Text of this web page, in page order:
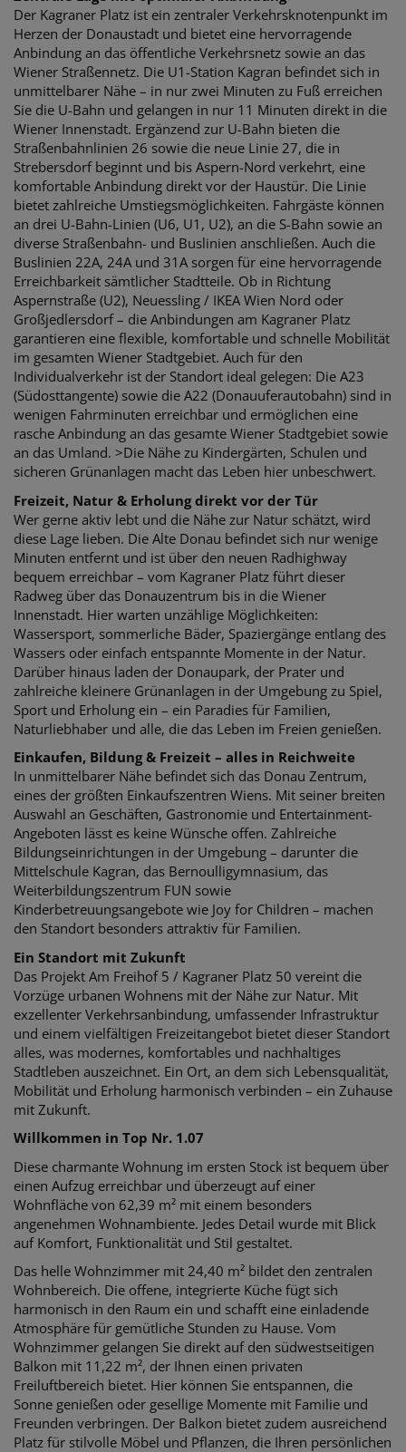
Der Kagraner Platz ist ein zentraler Verkehrsknotenpunkt im
Herzen der Donaustadt und bietet eine hervorragende
Anbindung an das öffentliche Verkehrsnetz sowie an das
Wiener Straßennetz. Die U1-Station Kagran befindet sich in
unmittelbarer Nähe – in nur zwei Minuten zu Fuß erreichen
Sie die U-Bahn und gelangen in nur 11 Minuten direkt in die
Wiener Innenstadt. Ergänzend zur U-Bahn bieten die
Straßenbahnlinien 26 sowie die neue Linie 27, die in
Strebersdorf beginnt und bis Aspern-Nord verkehrt, eine
komfortable Anbindung direkt vor der Haustür. Die Linie
bietet zahlreiche Umstiegsmöglichkeiten. Fahrgäste können
an drei U-Bahn-Linien (U6, U1, U2), an die S-Bahn sowie an
diverse Straßenbahn- und Buslinien anschließen. Auch die
Buslinien 22A, 24A und 31A sorgen für eine hervorragende
Erreichbarkeit sämtlicher Stadtteile. Ob in Richtung
Aspernstraße (U2), Neuessling / IKEA Wien Nord oder
Großjedlersdorf – die Anbindungen am Kagraner Platz
garantieren eine flexible, komfortable und schnelle Mobilität
im gesamten Wiener Stadtgebiet. Auch für den
Individualverkehr ist der Standort ideal gelegen: Die A23
(Südosttangente) sowie die A22 (Donauuferautobahn) sind in
wenigen Fahrminuten erreichbar und ermöglichen eine
rasche Anbindung an das gesamte Wiener Stadtgebiet sowie
an das Umland. >Die Nähe zu Kindergärten, Schulen und
sicheren Grünanlagen macht das Leben hier unbeschwert.
Freizeit, Natur & Erholung direkt vor der Tür
Wer gerne aktiv lebt und die Nähe zur Natur schätzt, wird
diese Lage lieben. Die Alte Donau befindet sich nur wenige
Minuten entfernt und ist über den neuen Radhighway
bequem erreichbar – vom Kagraner Platz führt dieser
Radweg über das Donauzentrum bis in die Wiener
Innenstadt. Hier warten unzählige Möglichkeiten:
Wassersport, sommerliche Bäder, Spaziergänge entlang des
Wassers oder einfach entspannte Momente in der Natur.
Darüber hinaus laden der Donaupark, der Prater und
zahlreiche kleinere Grünanlagen in der Umgebung zu Spiel,
Sport und Erholung ein – ein Paradies für Familien,
Naturliebhaber und alle, die das Leben im Freien genießen.
Einkaufen, Bildung & Freizeit – alles in Reichweite
In unmittelbarer Nähe befindet sich das Donau Zentrum,
eines der größten Einkaufszentren Wiens. Mit seiner breiten
Auswahl an Geschäften, Gastronomie und Entertainment-
Angeboten lässt es keine Wünsche offen. Zahlreiche
Bildungseinrichtungen in der Umgebung – darunter die
Mittelschule Kagran, das Bernoulligymnasium, das
Weiterbildungszentrum FUN sowie
Kinderbetreuungsangebote wie Joy for Children – machen
den Standort besonders attraktiv für Familien.
Ein Standort mit Zukunft
Das Projekt Am Freihof 5 / Kagraner Platz 50 vereint die
Vorzüge urbanen Wohnens mit der Nähe zur Natur. Mit
exzellenter Verkehrsanbindung, umfassender Infrastruktur
und einem vielfältigen Freizeitangebot bietet dieser Standort
alles, was modernes, komfortables und nachhaltiges
Stadtleben auszeichnet. Ein Ort, an dem sich Lebensqualität,
Mobilität und Erholung harmonisch verbinden – ein Zuhause
mit Zukunft.
Willkommen in Top Nr. 1.07
Diese charmante Wohnung im ersten Stock ist bequem über
einen Aufzug erreichbar und überzeugt auf einer
Wohnfläche von 62,39 m² mit einem besonders
angenehmen Wohnambiente. Jedes Detail wurde mit Blick
auf Komfort, Funktionalität und Stil gestaltet.
Das helle Wohnzimmer mit 24,40 m² bildet den zentralen
Wohnbereich. Die offene, integrierte Küche fügt sich
harmonisch in den Raum ein und schafft eine einladende
Atmosphäre für gemütliche Stunden zu Hause. Vom
Wohnzimmer gelangen Sie direkt auf den südwestseitigen
Balkon mit 11,22 m², der Ihnen einen privaten
Freiluftbereich bietet. Hier können Sie entspannen, die
Sonne genießen oder gesellige Momente mit Familie und
Freunden verbringen. Der Balkon bietet zudem ausreichend
Platz für stilvolle Möbel und Pflanzen, die Ihren persönlichen